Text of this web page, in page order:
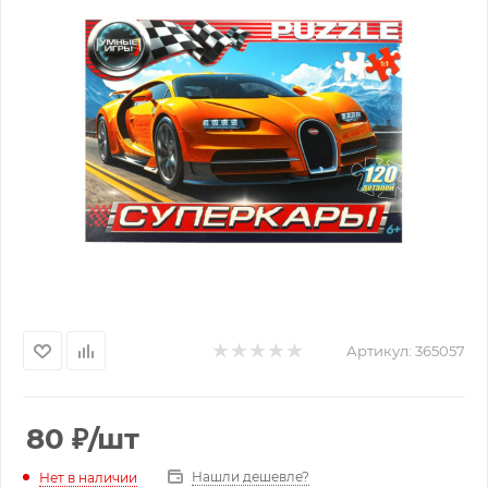
Артикул: 365057
80 ₽/шт
Нет в наличии Нашли дешевле?